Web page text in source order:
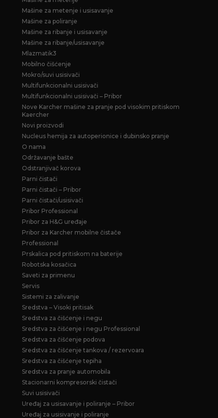
Mašine za metenje i usisavanje
Mašine za poliranje
Mašine za ribanje i usisavanje
Mašine za ribanje/usisavanje
Mlazmatik3
Mobilno čišćenje
Mokro/suvi usisivači
Multifunkcionalni usisivači
Multifunkcionalni usisivači – Pribor
Nove Karcher mašine za pranje pod visokim pritiskom
Kaercher
Novi proizvodi
Nucleus hemija za autoperionice i dubinsko pranje
O nama
Održavanje bašte
Odstranjivač korova
Parni čistači
Parni čistači – Pribor
Parni čistači/usisivači
Pribor Professional
Pribor za H&G uređaje
Pribor za Karcher mobilne čistače
Professional
Prskalica pod pritiskom na baterije
Robotska kosačica
Saveti za primenu
Servis
Sistemi za zalivanje
Sredstva – Visoki pritisak
Sredstva za čišćenje i negu
Sredstva za čišćenje i negu Professional
Sredstva za čišćenje podova
Sredstva za čišćenje tankova / rezervoara
Sredstva za čišćenje tepiha
Sredstva za pranje automobila
Stacionarni kompresorski čistači
Suvi usisivači
Uređaj za usisavanje i poliranje – Pribor
Uređaj za usisivanje i poliranje